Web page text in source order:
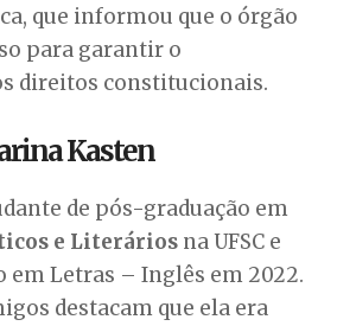
que informou que o órgão
para garantir o
direitos constitucionais.
Kasten
de pós-graduação em
e Literários na UFSC e
em Letras – Inglês em 2022.
destacam que ela era